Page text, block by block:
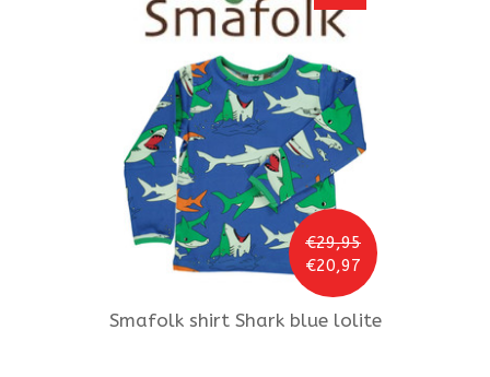
€29,95
€20,97
Smafolkshirt Shark blue lolite